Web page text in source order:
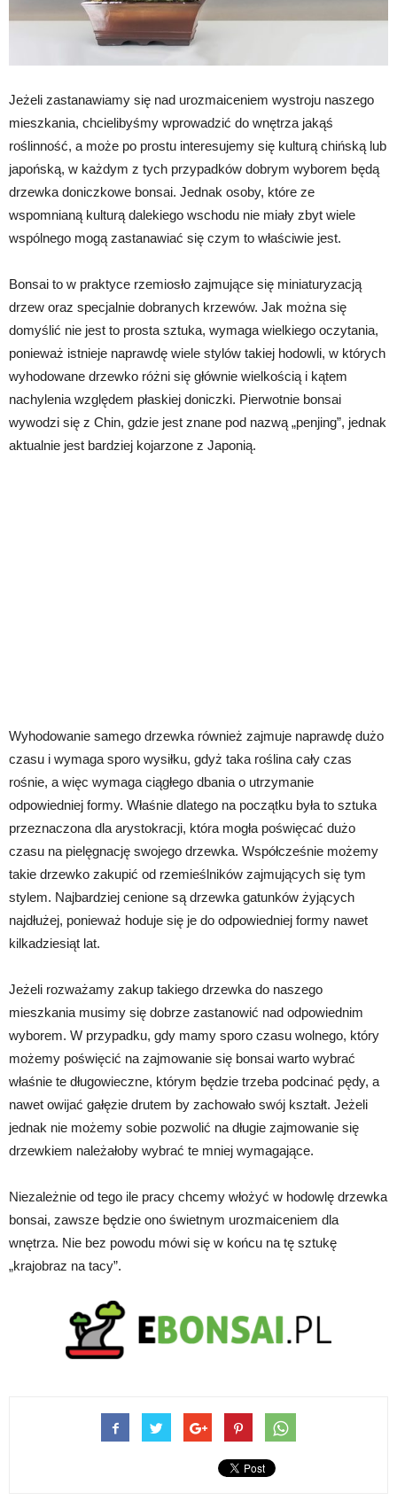
Jeżeli zastanawiamy się nad urozmaiceniem wystroju naszego
mieszkania, chcielibyśmy wprowadzić do wnętrza jakąś
roślinność, a może po prostu interesujemy się kulturą chińską lub
japońską, w każdym z tych przypadków dobrym wyborem będą
drzewka doniczkowe bonsai. Jednak osoby, które ze
wspomnianą kulturą dalekiego wschodu nie miały zbyt wiele
wspólnego mogą zastanawiać się czym to właściwie jest.
Bonsai to w praktyce rzemiosło zajmujące się miniaturyzacją
drzew oraz specjalnie dobranych krzewów. Jak można się
domyślić nie jest to prosta sztuka, wymaga wielkiego oczytania,
ponieważ istnieje naprawdę wiele stylów takiej hodowli, w których
wyhodowane drzewko różni się głównie wielkością i kątem
nachylenia względem płaskiej doniczki. Pierwotnie bonsai
wywodzi się z Chin, gdzie jest znane pod nazwą „penjing”, jednak
aktualnie jest bardziej kojarzone z Japonią.
Wyhodowanie samego drzewka również zajmuje naprawdę dużo
czasu i wymaga sporo wysiłku, gdyż taka roślina cały czas
rośnie, a więc wymaga ciągłego dbania o utrzymanie
odpowiedniej formy. Właśnie dlatego na początku była to sztuka
przeznaczona dla arystokracji, która mogła poświęcać dużo
czasu na pielęgnację swojego drzewka. Współcześnie możemy
takie drzewko zakupić od rzemieślników zajmujących się tym
stylem. Najbardziej cenione są drzewka gatunków żyjących
najdłużej, ponieważ hoduje się je do odpowiedniej formy nawet
kilkadziesiąt lat.
Jeżeli rozważamy zakup takiego drzewka do naszego
mieszkania musimy się dobrze zastanowić nad odpowiednim
wyborem. W przypadku, gdy mamy sporo czasu wolnego, który
możemy poświęcić na zajmowanie się bonsai warto wybrać
właśnie te długowieczne, którym będzie trzeba podcinać pędy, a
nawet owijać gałęzie drutem by zachowało swój kształt. Jeżeli
jednak nie możemy sobie pozwolić na długie zajmowanie się
drzewkiem należałoby wybrać te mniej wymagające.
Niezależnie od tego ile pracy chcemy włożyć w hodowlę drzewka
bonsai, zawsze będzie ono świetnym urozmaiceniem dla
wnętrza. Nie bez powodu mówi się w końcu na tę sztukę
„krajobraz na tacy”.